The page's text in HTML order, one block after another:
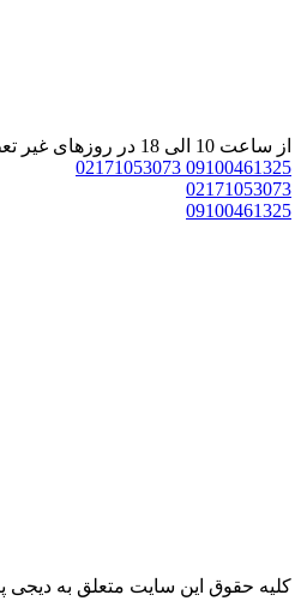
از ساعت 10 الی 18 در روزهای غیر تعطیل
09100461325
02171053073
02171053073
09100461325
کليه حقوق اين سايت متعلق به دیجی